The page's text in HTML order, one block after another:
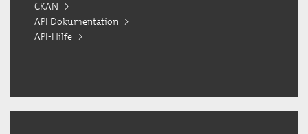
CKAN
API Dokumentation
API-Hilfe